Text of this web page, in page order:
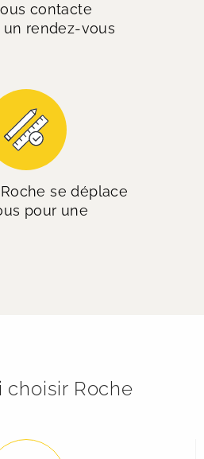
contacte
un rendez-vous
se déplace
pour une
choisir Roche